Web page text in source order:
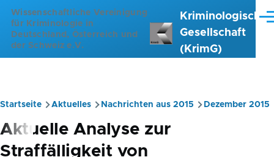
Direkt zum Inhalt
Wissenschaftliche Vereinigung
für Kriminologie in
Deutschland, Österreich und
der Schweiz e.V.
Kriminologische
Gesellschaft
(KrimG)
Pfadnavigation
Startseite Aktuelles Nachrichten aus 2015 Dezember 2015
Aktuelle Analyse zur
Straffälligkeit von